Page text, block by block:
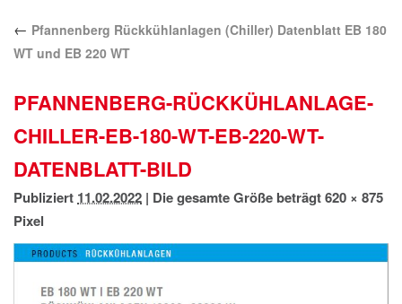
APPLIKATIONEN
LÖSUNGEN
KONTAKT
IMPRESSUM
DATENSCHUTZ
← Pfannenberg Rückkühlanlagen (Chiller) Datenblatt EB 180
WT und EB 220 WT
PFANNENBERG-RÜCKKÜHLANLAGE-
CHILLER-EB-180-WT-EB-220-WT-
DATENBLATT-BILD
Publiziert 11.02.2022 | Die gesamte Größe beträgt620 × 875
Pixel